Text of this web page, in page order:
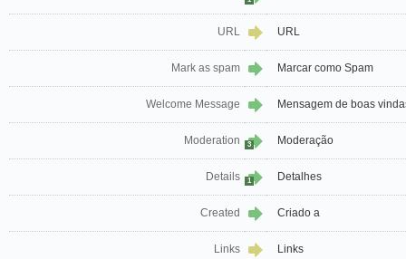
URL URL
Mark as spam Marcar como Spam
Welcome Message Mensagem de boas
Moderation 3 Moderação
Details 1 Detalhes
Created Criado a
Links Links